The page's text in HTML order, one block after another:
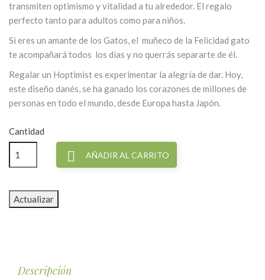
transmiten optimismo y vitalidad a tu alrededor. El regalo
perfecto tanto para adultos como para niños.
Si eres un amante de los Gatos, el muñeco de la Felicidad gato
te acompañará todos los días y no querrás separarte de él.
Regalar un Hoptimist es experimentar la alegría de dar. Hoy,
este diseño danés, se ha ganado los corazones de millones de
personas en todo el mundo, desde Europa hasta Japón.
Cantidad
 AÑADIR AL CARRITO
Descripción